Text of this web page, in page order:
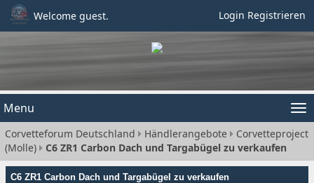
Welcome guest. Login Registrieren
Menu
Corvetteforum Deutschland Händlerangebote
Corvetteproject
(Molle)
C6 ZR1 Carbon Dach und Targabügel zu verkaufen
C6 ZR1 Carbon Dach und Targabügel zu verkaufen